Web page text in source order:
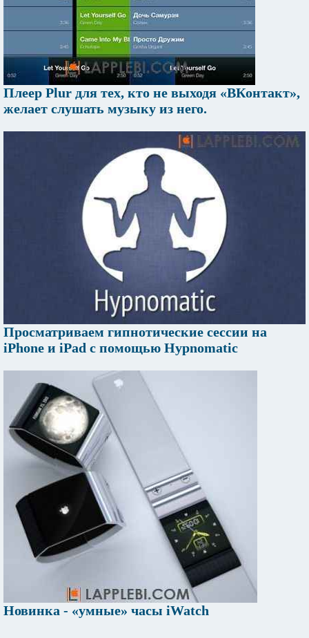
Плеер Plur для тех, кто не выходя «ВКонтакт»,
желает слушать музыку из него.
Просматриваем гипнотические сессии на
iPhone и iPad с помощью Hypnomatic
Новинка - «умные» часы iWatch